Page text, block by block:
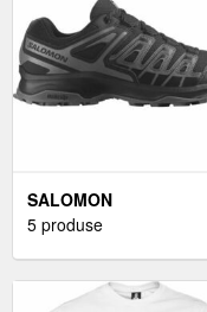
SALOMON
ÎNCĂLȚĂMINTE DE
NEGRUMĂRIME 43 1/3
5 produse